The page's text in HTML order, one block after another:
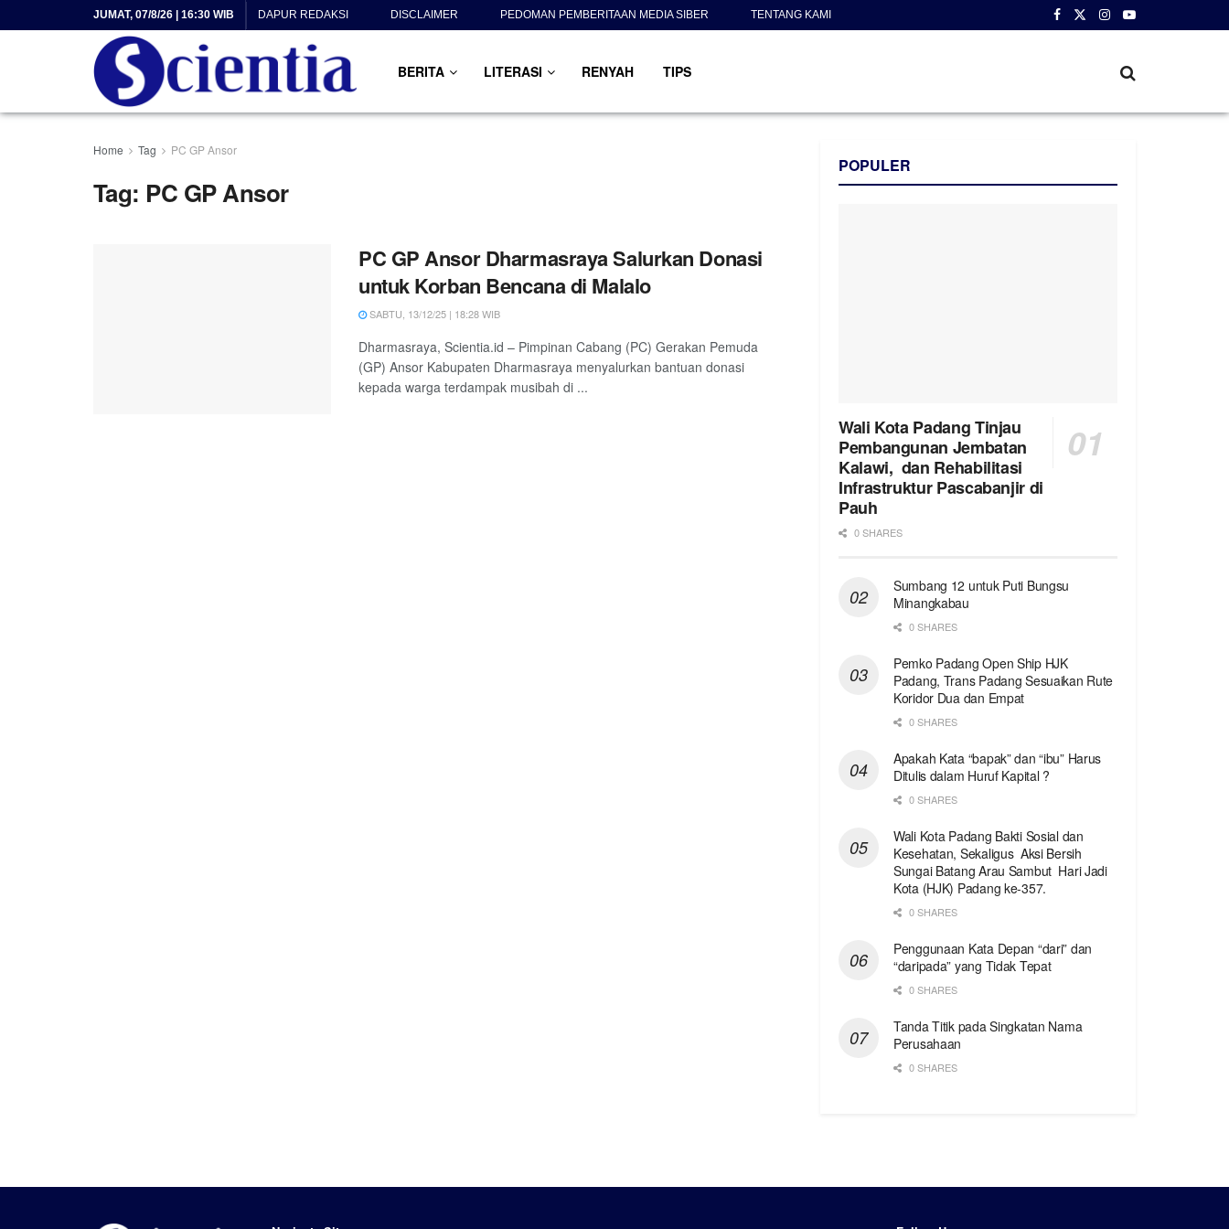
JUMAT, 07/8/26 | 16:30 WIB DAPUR REDAKSI DISCLAIMER PEDOMAN PEMBERITAAN MEDIA SIBER TENTANG KAMI
BERITA LITERASI RENYAH TIPS
Home Tag PC GP Ansor
Tag: PC GP Ansor
PC GP Ansor Dharmasraya Salurkan Donasi
untuk Korban Bencana di Malalo
SABTU, 13/12/25 | 18:28 WIB
Dharmasraya, Scientia.id – Pimpinan Cabang (PC) Gerakan Pemuda
(GP) Ansor Kabupaten Dharmasraya menyalurkan bantuan donasi
kepada warga terdampak musibah di ...
POPULER
Wali Kota Padang Tinjau
Pembangunan Jembatan
Kalawi, dan Rehabilitasi
Infrastruktur Pascabanjir di
Pauh
0 SHARES
Sumbang 12 untuk Puti Bungsu
Minangkabau
0 SHARES
Pemko Padang Open Ship HJK
Padang, Trans Padang Sesuaikan Rute
Koridor Dua dan Empat
0 SHARES
Apakah Kata “bapak” dan “ibu” Harus
Ditulis dalam Huruf Kapital ?
0 SHARES
Wali Kota Padang Bakti Sosial dan
Kesehatan, Sekaligus Aksi Bersih
Sungai Batang Arau Sambut Hari Jadi
Kota (HJK) Padang ke-357.
0 SHARES
Penggunaan Kata Depan “dari” dan
“daripada” yang Tidak Tepat
0 SHARES
Tanda Titik pada Singkatan Nama
Perusahaan
0 SHARES